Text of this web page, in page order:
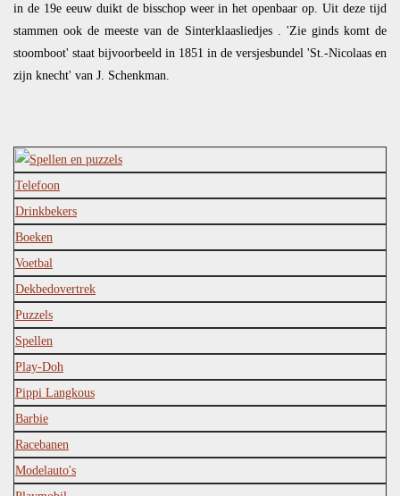
in de 19e eeuw duikt de bisschop weer in het openbaar op. Uit deze tijd
stammen ook de meeste van de Sinterklaasliedjes . 'Zie ginds komt de
stoomboot' staat bijvoorbeeld in 1851 in de versjesbundel 'St.-Nicolaas en
zijn knecht' van J. Schenkman.
Telefoon
Drinkbekers
Boeken
Voetbal
Dekbedovertrek
Puzzels
Spellen
Play-Doh
Pippi Langkous
Barbie
Racebanen
Modelauto's